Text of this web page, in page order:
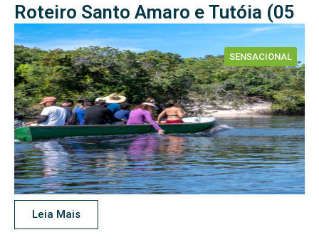
Roteiro Santo Amaro e Tutóia (05
Dias e 04 Noites)
SENSACIONAL
Leia Mais